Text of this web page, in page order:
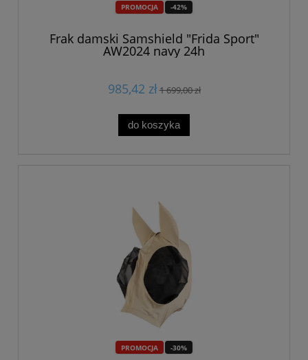
PROMOCJA -42%
Frak damski Samshield "Frida Sport"
AW2024 navy 24h
985,42 zł1 699,00 zł
do koszyka
PROMOCJA -30%